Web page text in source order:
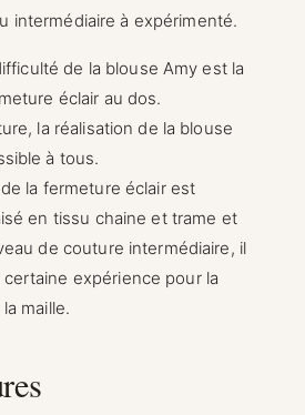
intermédiaire à expérimenté.
de la blouse Amy est la
éclair au dos.
la réalisation de la blouse
à tous.
la fermeture éclair est
en tissu chaine et trame et
de couture intermédiaire, il
expérience pour la
maille.